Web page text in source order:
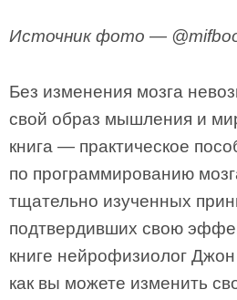
Источник фото —
Без изменения мозга
свой образ мышления и
книга — практическое
по программированию
тщательно изученных
подтвердивших свою
книге нейрофизиолог
как вы можете изменить